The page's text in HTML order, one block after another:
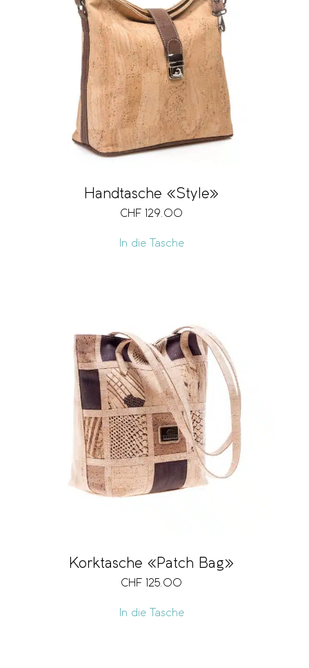
Handtasche «Style»
CHF 129.00
In die Tasche
Korktasche «Patch Bag»
CHF 125.00
In die Tasche